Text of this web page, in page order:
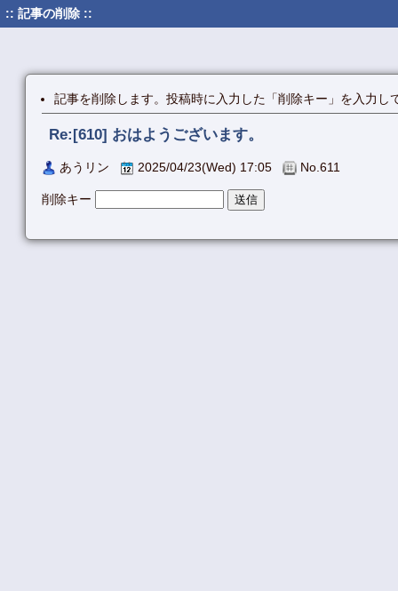
:: 記事の削除 ::
記事を削除します。投稿時に入力した「削除キー」を入力し
Re:[610] おはようございます。
あうリン 2025/04/23(Wed) 17:05 No.611
削除キー